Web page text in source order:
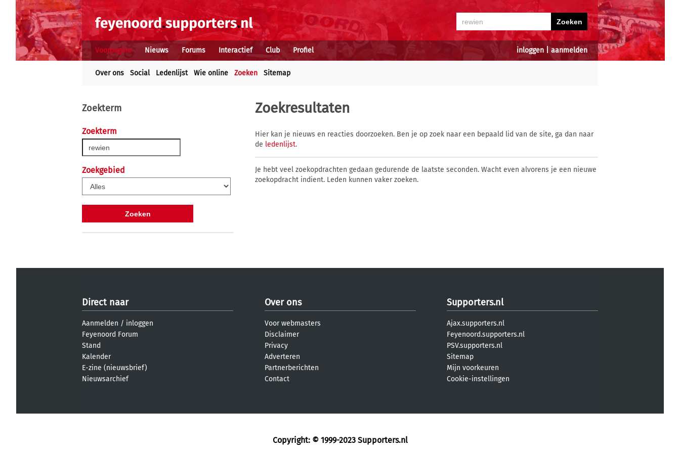
inloggen aanmelden
Voorpagina Nieuws Forums Interactief Club Profiel
Over ons Social Ledenlijst Wie online Zoeken Sitemap
Zoekterm
Zoekterm
Zoekgebied
Zoekresultaten
Hier kan je nieuws en reacties doorzoeken. Ben je op zoek naar een bepaald lid van de site, ga dan naar
de ledenlijst.
Je hebt veel zoekopdrachten gedaan gedurende de laatste seconden. Wacht even alvorens je een nieuwe
zoekopdracht indient. Leden kunnen vaker zoeken.
Direct naar
Aanmelden / inloggen
Feyenoord Forum
Stand
Kalender
E-zine (nieuwsbrief)
Nieuwsarchief
Over ons
Voor webmasters
Disclaimer
Privacy
Adverteren
Partnerberichten
Contact
Supporters.nl
Ajax.supporters.nl
Feyenoord.supporters.nl
PSV.supporters.nl
Sitemap
Mijn voorkeuren
Cookie-instellingen
Copyright: © 1999-2023 Supporters.nl